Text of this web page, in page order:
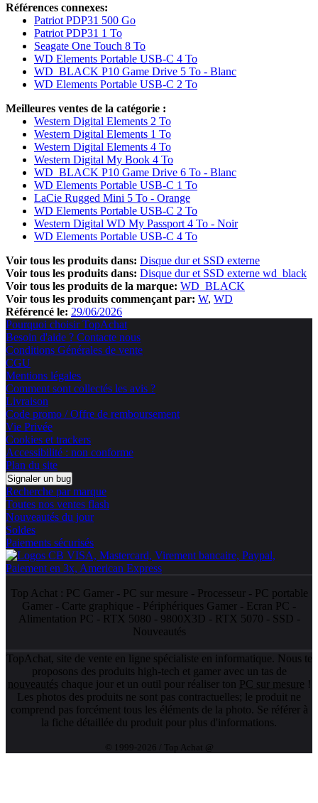
Références connexes:
Patriot PDP31 500 Go
Patriot PDP31 1 To
Seagate One Touch 8 To
WD Elements Portable USB-C 4 To
WD_BLACK P10 Game Drive 5 To - Blanc
WD Elements Portable USB-C 2 To
Meilleures ventes de la catégorie :
Western Digital Elements 2 To
Western Digital Elements 1 To
Western Digital Elements 4 To
Western Digital My Book 4 To
WD_BLACK P10 Game Drive 6 To - Blanc
WD Elements Portable USB-C 1 To
LaCie Rugged Mini 5 To - Orange
WD Elements Portable USB-C 2 To
Western Digital WD My Passport 4 To - Noir
WD Elements Portable USB-C 4 To
Voir tous les produits dans: Disque dur et SSD externe
Voir tous les produits dans: Disque dur et SSD externe wd_black
Voir tous les produits de la marque: WD_BLACK
Voir tous les produits commençant par: W WD
Référencé le: 29/06/2026
Pourquoi choisir TopAchat
Besoin d'aide ? Contacte nous
Conditions Générales de vente
CGU
Mentions légales
Comment sont collectés les avis ?
Livraison
Code promo / Offre de remboursement
Vie Privée
Cookies et trackers
Accessibilité : non conforme
Plan du site
Signaler un bug
Recherche par marque
Toutes nos ventes flash
Nouveautés du jour
Soldes
Paiements sécurisés
Top Achat : PC Gamer- PC sur mesure - Processeur- PC portable
Gamer - Carte graphique - Périphériques Gamer - Ecran PC -
Alimentation PC - RTX 5080 - 9800X3D - RTX 5070 - SSD -
Nouveautés
TopAchat, site de vente en ligne spécialiste en informatique. Nous te
proposons des produits high-tech et gamer avec un tas de
nouveautés chaque jour et un outil pour réaliser ton PC sur mesure !
Les photos des produits ne sont pas contractuelles; le produit ne
comprend pas forcément tous les éléments de la photo. Se référer à
la fiche détaillée du produit pour plus d'informations.
© 1999-2026 / Top Achat @